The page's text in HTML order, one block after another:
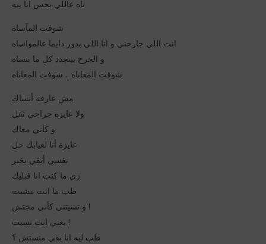
ياه عاللي بحس انا بيه
شوفت المآساه
انت اللي جارحني و انا اللي بدور دايما عالمواساه
و الجرح بيتجدد كل ما بنساه
شوفت المعاناه .. شوفت المعاناه
مش عارفه أنساك
ولا عايزه جراحي تقل
و كأني معاك
عايزة أنا لغيابك حل
نفسي أبقي بخير
زي ما كنت انا قبليك
طب ما انت مشيت
و نسيتني كأني مجتش !
يعني انت نسيت !
طب ليه انا بقي منستش ؟